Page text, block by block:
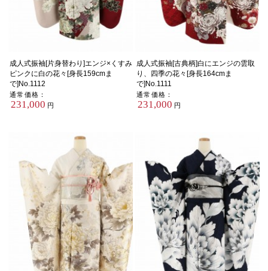
成人式振袖[片身替わり]エンジ×くすみ
ピンクに白の花々[身長159cmま
で]No.1112
通常価格：
231,000 円
成人式振袖[古典柄]白にエンジの雲取
り、四季の花々[身長164cmま
で]No.1111
通常価格：
231,000 円